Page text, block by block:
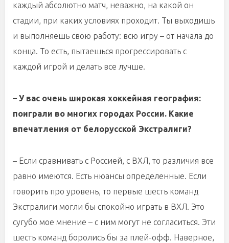
каждый абсолютно матч, неважно, на какой он
стадии, при каких условиях проходит. Ты выходишь
и выполняешь свою работу: всю игру – от начала до
конца. То есть, пытаешься прогрессировать с
каждой игрой и делать все лучше.
– У вас очень широкая хоккейная география:
поиграли во многих городах России. Какие
впечатления от белорусской Экстралиги?
– Если сравнивать с Россией, с ВХЛ, то различия все
равно имеются. Есть нюансы определенные. Если
говорить про уровень, то первые шесть команд
Экстралиги могли бы спокойно играть в ВХЛ. Это
сугубо мое мнение – с ним могут не согласиться. Эти
шесть команд боролись бы за плей-офф. Наверное,